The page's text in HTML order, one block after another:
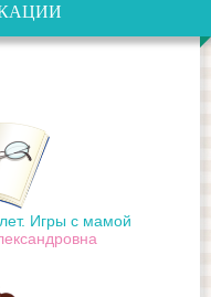
Игры с мамой